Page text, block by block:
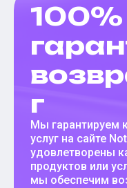
100%
г
Мы гарантируем
услуг на сайте
удовлетворены
продуктов или
мы обеспечим